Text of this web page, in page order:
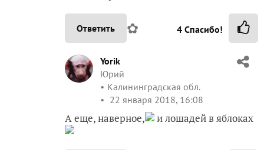
Ответить ✿ 4 Спасибо!
Yorik
Юрий
Калининградская обл.
22 января 2018, 16:08
А еще, наверное, и лошадей в яблоках